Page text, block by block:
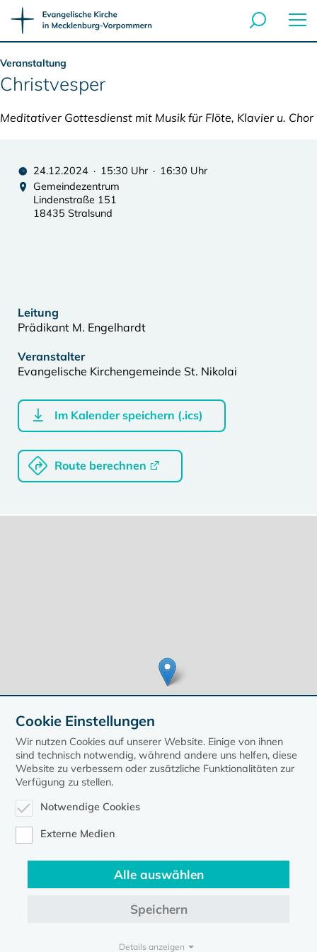
Veranstaltung
Christvesper
Meditativer Gottesdienst mit Musik für Flöte, Klavier u. Chor
24.12.2024 · 15:30 Uhr · 16:30 Uhr
Gemeindezentrum
Lindenstraße 151
18435 Stralsund
Leitung
Prädikant M. Engelhardt
Veranstalter
Evangelische Kirchengemeinde St. Nikolai
Im Kalender speichern (.ics)
Route berechnen
zurück zur Übersicht der Veranstaltungen
Datenschutz
Cookie Einstellungen
Wir nutzen Cookies auf unserer Website. Einige von ihnen
sind technisch notwendig, während andere uns helfen, diese
Website zu verbessern oder zusätzliche Funktionalitäten zur
Verfügung zu stellen.
Notwendige Cookies
Externe Medien
Alle auswählen
Speichern
Details anzeigen